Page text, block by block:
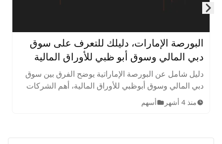
البورصة الإمارات، دليلك للتعرف على سوق
دبي المالي وسوق أبو ظبي للأوراق المالية
دليل شامل عن البورصة الإماراتية يوضح الفرق بين سوق
دبي المالي وسوق أبوظبي للأوراق المالية، أهم الشركات
المدرجة، الأصول المتاحة، ساعات التداول، وخطوات
الاستثمار للمبتدئين.
منذ 4 أشهر أسهم